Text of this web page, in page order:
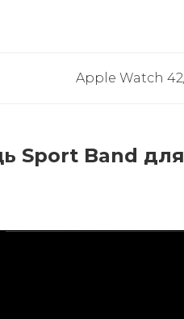
Apple Watch
Sport Band